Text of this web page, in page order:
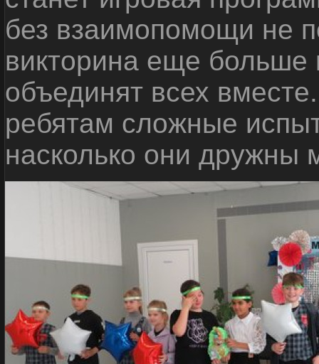
без взаимопомощи не
викторина еще
объединят всех
ребятам сложные
насколько они дружны